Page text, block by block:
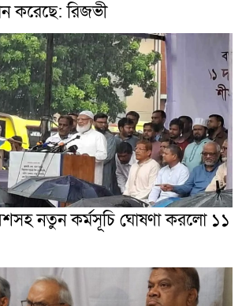
করেছে: রিজভী
নতুন কর্মসূচি ঘোষণা করলো ১১